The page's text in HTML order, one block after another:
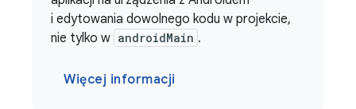
i edytowania dowolnego kodu w projekcie,
nie tylko w androidMain .
Więcej informacji